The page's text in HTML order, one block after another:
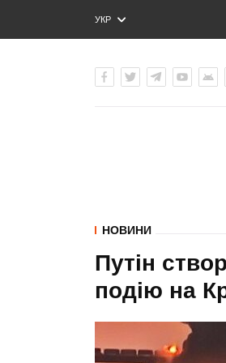
УКР
ENG
НОВИНИ
Путін
подію на